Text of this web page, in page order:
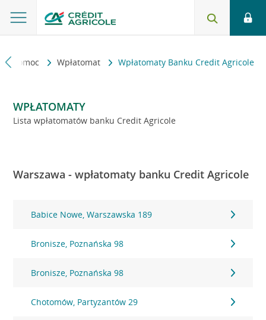
i pomoc Wpłatomat Wpłatomaty Banku Credit Agricole
WPŁATOMATY
Lista wpłatomatów banku Credit Agricole
Warszawa - wpłatomaty banku Credit Agricole
Babice Nowe, Warszawska 189
Bronisze, Poznańska 98
Bronisze, Poznańska 98
Chotomów, Partyzantów 29